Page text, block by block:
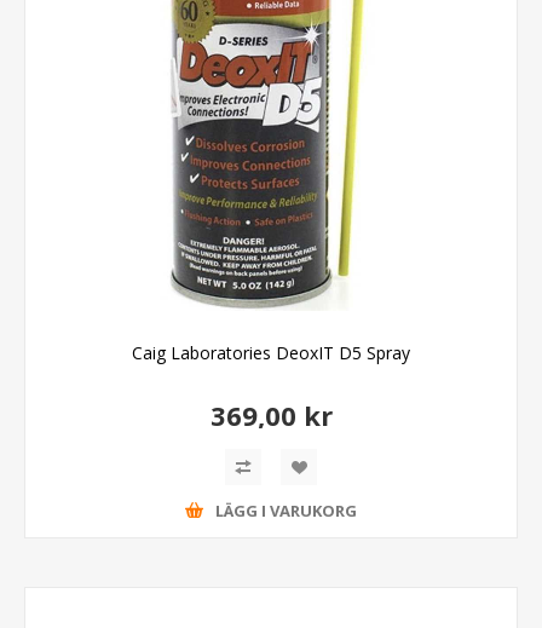
Caig Laboratories DeoxIT D5 Spray
369,00 kr
LÄGG I VARUKORG